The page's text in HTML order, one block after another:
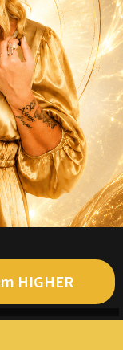
HIGHER